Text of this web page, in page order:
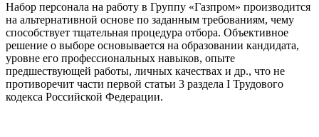
Набор персонала на работу в Группу «Газпром» производится
на альтернативной основе по заданным требованиям, чему
способствует тщательная процедура отбора. Объективное
решение о выборе основывается на образовании кандидата,
уровне его профессиональных навыков, опыте
предшествующей работы, личных качествах и др., что не
противоречит части первой статьи 3 раздела I Трудового
кодекса Российской Федерации.